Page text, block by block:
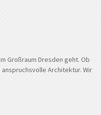
Großraum Dresden geht. Ob
Architektur. Wir